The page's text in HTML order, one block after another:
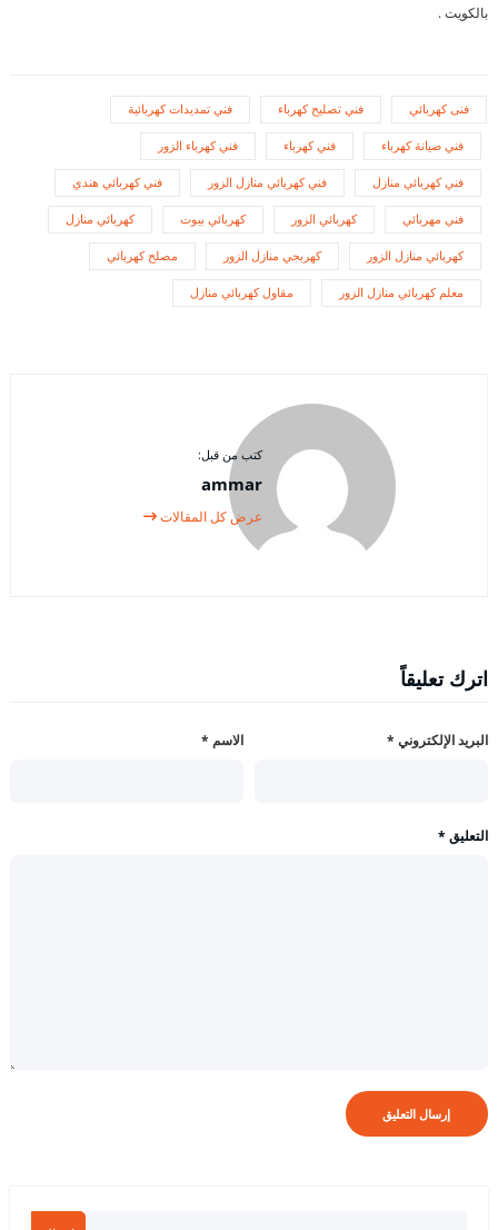
بالكويت .
فنى كهربائي فني تصليح كهرباء فني تمديدات كهربائية
فني صيانة كهرباء فني كهرباء فني كهرباء الزور
فني كهربائي منازل فني كهربائي منازل الزور فني كهربائي هندي
فني مهربائي كهربائي الزور كهربائي بيوت كهربائي منازل
كهربائي منازل الزور كهربجي منازل الزور مصلح كهربائي
معلم كهربائي منازل الزور مقاول كهربائي منازل
كتب من قبل:
ammar
عرض كل المقالات
اترك تعليقاً
الاسم * البريد الإلكتروني *
التعليق *